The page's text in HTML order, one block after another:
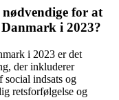
nødvendige for at
i 2023?
i 2023 er det
der inkluderer
social indsats og
retsforfølgelse og